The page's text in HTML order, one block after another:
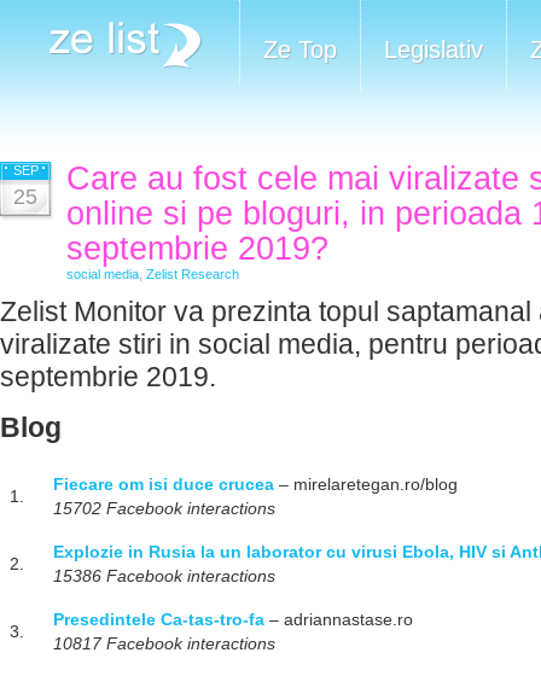
Ze Top Legislativ
SEP
25
Care au fost cele mai viralizate
online si pe bloguri, in perioada
septembrie 2019?
social media Zelist Research
Zelist Monitor va prezinta topul saptamanal
viralizate stiri in social media, pentru
septembrie 2019.
Blog
1.
Fiecare om isi duce crucea – mirelaretegan.ro/blog
15702 Facebook interactions
2.
Explozie in Rusia la un laborator cu virusi Ebola, HIV si
15386 Facebook interactions
3.
Presedintele Ca-tas-tro-fa – adriannastase.ro
10817 Facebook interactions